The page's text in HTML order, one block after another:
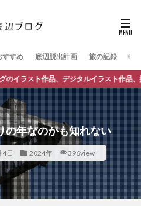
すすめ 底辺脱出計画 旅の記録 レ
ジタルイラスト作品、撮影した写真集な
の年なのかも知れない
4日 2024年 396view